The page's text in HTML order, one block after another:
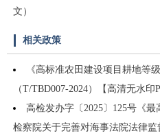
文）
相关政策
《高标准农田建设项目耕地等
（T/TBD007-2024）【高清无水印
高检发办字〔2025〕125号《
检察院关于完善对海事法院法律监